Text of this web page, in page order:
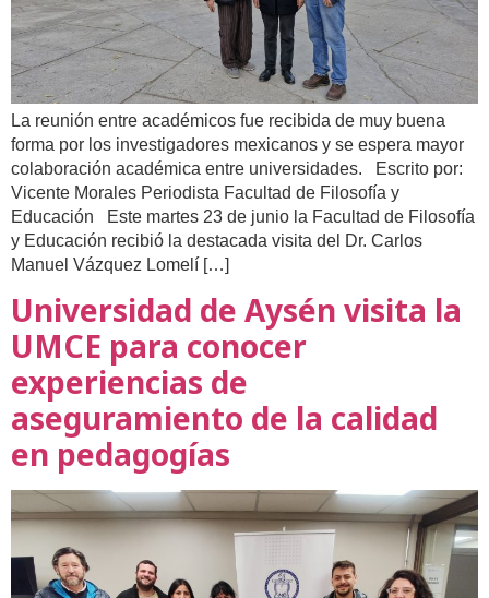
La reunión entre académicos fue recibida de muy buena
forma por los investigadores mexicanos y se espera mayor
colaboración académica entre universidades. Escrito por:
Vicente Morales Periodista Facultad de Filosofía y
Educación Este martes 23 de junio la Facultad de Filosofía
y Educación recibió la destacada visita del Dr. Carlos
Manuel Vázquez Lomelí […]
Universidad de Aysén visita la
UMCE para conocer
experiencias de
aseguramiento de la calidad
en pedagogías